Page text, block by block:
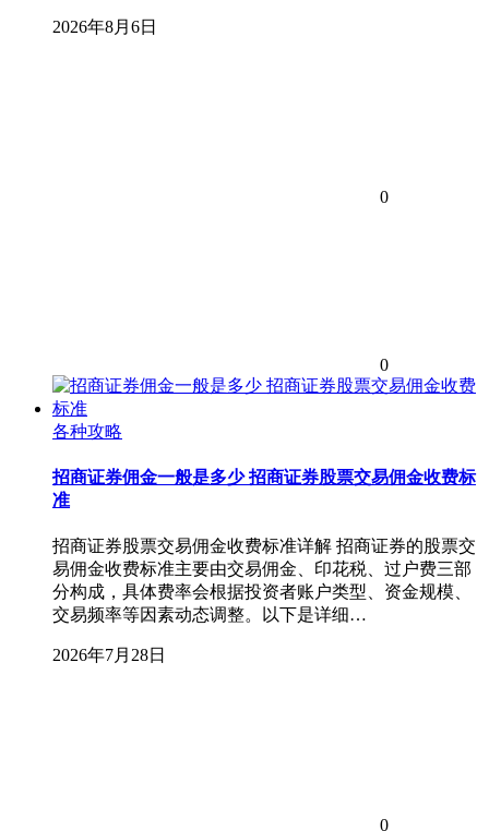
2026年8月6日
0
0
各种攻略
招商证券佣金一般是多少 招商证券股票交易佣金收费标
准
招商证券股票交易佣金收费标准详解 招商证券的股票交
易佣金收费标准主要由交易佣金、印花税、过户费三部
分构成，具体费率会根据投资者账户类型、资金规模、
交易频率等因素动态调整。以下是详细…
2026年7月28日
0